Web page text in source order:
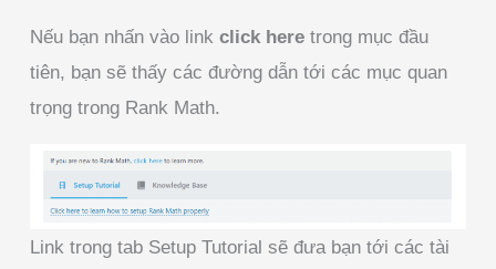
Nếu bạn nhấn vào link click heretrong mục đầu
tiên, bạn sẽ thấy các đường dẫn tới các mục quan
trọng trong Rank Math.
Link trong tab Setup Tutorial sẽ đưa bạn tới các tài